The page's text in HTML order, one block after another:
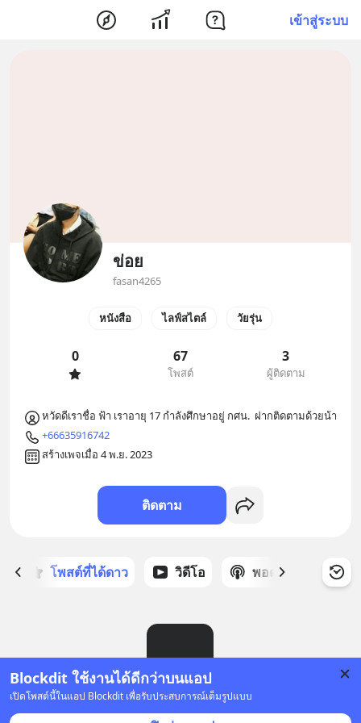
เข้าสู่ระบบ
Blockdit ใช้งานได้ดีกว่าบนแอป
เปิดโพสต์นี้ในแอป Blockdit เพื่อรับประสบการณ์เต็มรูปแบบ
ข่อย
fasan4265
หนังสือ ไลฟ์สไตล์ วัยรุ่น
0 67
โพสต์
3
ผู้ติดตาม
หวัดดีเราชื่อ ฟ้า เราอายุ 17 กำลังศึกษาอยู่ กศน.  ฝากติดตามด้วยน้า
+66635916742
สร้างเพจเมื่อ 4 พ.ย. 2023
ติดตาม
โพสต์ที่ได้ดาว วิดีโอ พอดแคสต์
ยังไม่มีโพสต์